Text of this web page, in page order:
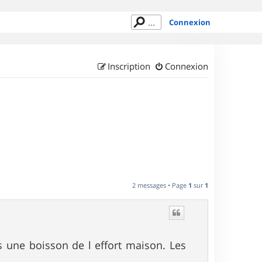
Connexion
Connexion
Inscription
2 messages • Page 1 sur 1
une boisson de l effort maison. Les